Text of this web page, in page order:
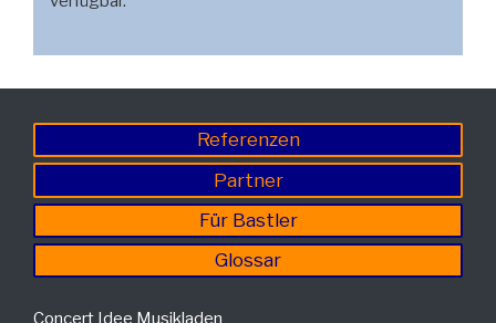
Referenzen
Partner
Für Bastler
Glossar
Concert Idee Musikladen